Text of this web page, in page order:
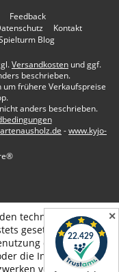
✕
Feedback
Kontakt
Blog
Versandkosten und ggf.
beschrieben.
um frühere Verkaufspreise
anders beschrieben.
-www.kyjo-
technischen Betrieb
gesetzt werden.
dieser Website
die Interaktion mit
vereinfachen